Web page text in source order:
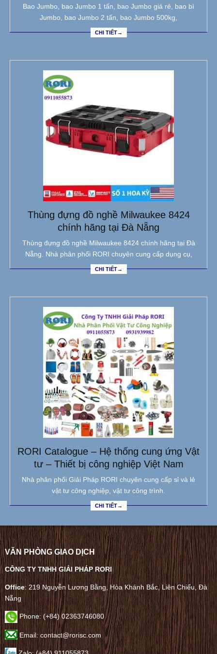
Bao Jumbo, bao Jumbo 1 tấn, bao Jumbo giá rẻ, bao bì
Jumbo, bao Jumbo 2 tấn, bao Jumbo 500kg,
CHI TIẾT→
Thùng đựng đồ nghề Milwaukee 8424
chính hãng tại Đà Nẵng
Thùng đựng đồ nghề Milwaukee 8424 chính hãng tại Đà
Nẵng. Nhà phân phối RORI chuyên cung cấp dụng cụ,
CHI TIẾT→
RORI Catalogue – Hệ thống cung ứng Vật
tư – Thiết bị công nghiệp Việt Nam
Nhà phân phối Giải Pháp RORI chuyên cung cấp sỉ và lẻ
vật tư công nghiệp, vật tư công trình.
CHI TIẾT→
VĂN PHÒNG GIAO DỊCH
CÔNG TY TNHH GIẢI PHÁP RORI
Office: 219 Nguyễn Lương Bằng, Hòa Khánh Bắc, Liên Chiểu, Đà
Nẵng
Phone:(+84) 02363746080
Email: contact@rorisc.com